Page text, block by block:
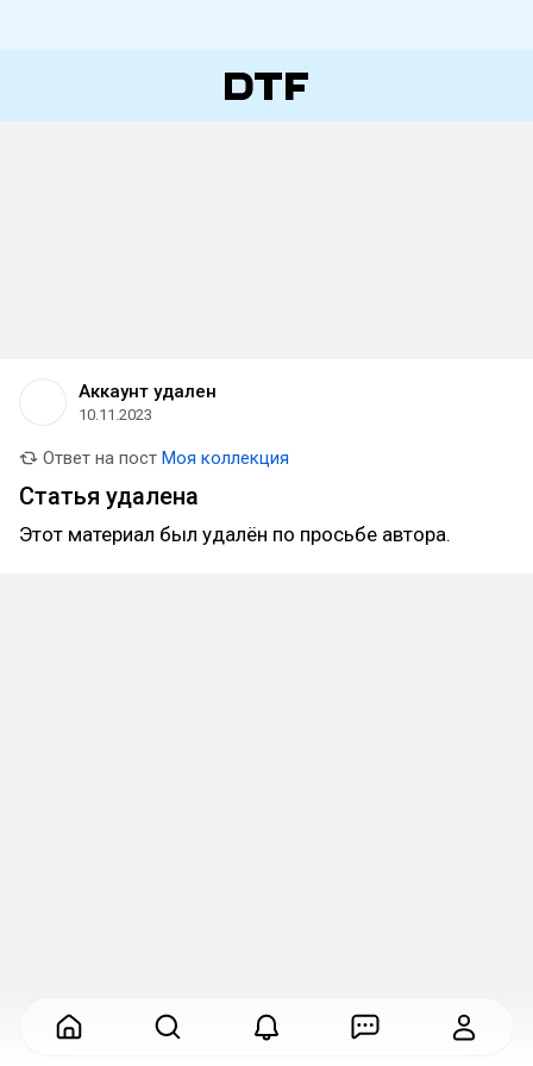
Аккаунт удален
10.11.2023
Ответ на пост Моя коллекция
Статья удалена
Этот материал был удалён по просьбе автора.